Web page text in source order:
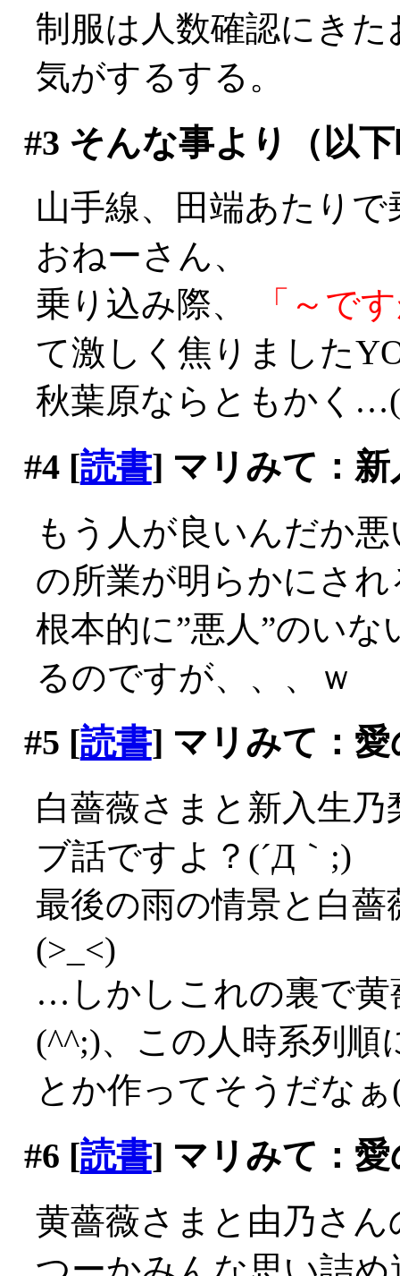
制服は人数確認にき
気がするする。
#3 そんな事より（以
山手線、田端あたり
おねーさん、
乗り込み際、
「～で
て激しく焦りました
秋葉原ならともかく
#4[読書] マリみて：新
もう人が良いんだか
の所業が明らかにさ
根本的に”悪人”のい
るのですが、、、ｗ
#5 [読書] マリみて：
白薔薇さまと新入生
ブ話ですよ？(´Д｀;)
最後の雨の情景と白
(>_<)
…しかしこれの裏で黄
(^^;)、この人時系列
とか作ってそうだなぁ
#6 [読書] マリみて：
黄薔薇さまと由乃さ